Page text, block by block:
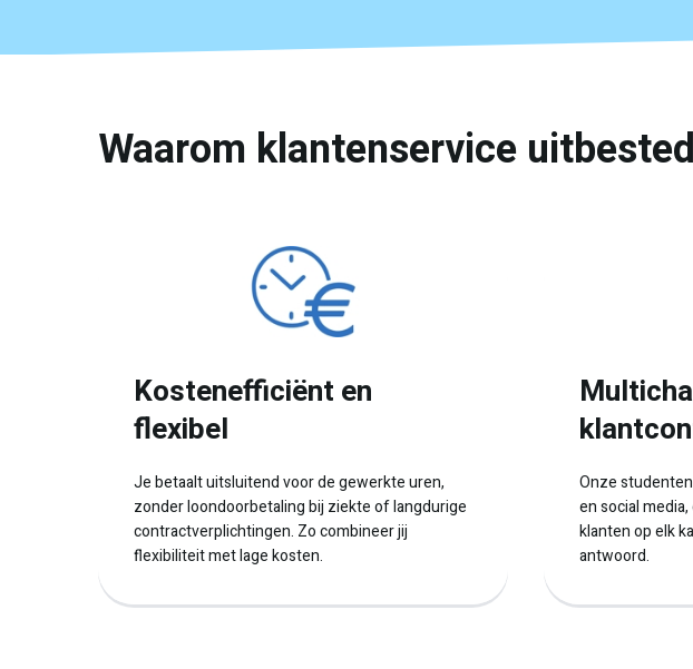
Waarom klantenservice
Kostenefficiënt en
flexibel
Je betaalt uitsluitend voor de gewerkte uren,
zonder loondoorbetaling bij ziekte of langdurige
contractverplichtingen. Zo combineer jij
flexibiliteit met lage kosten.
Onze
en social
klanten op elk
antwoord.